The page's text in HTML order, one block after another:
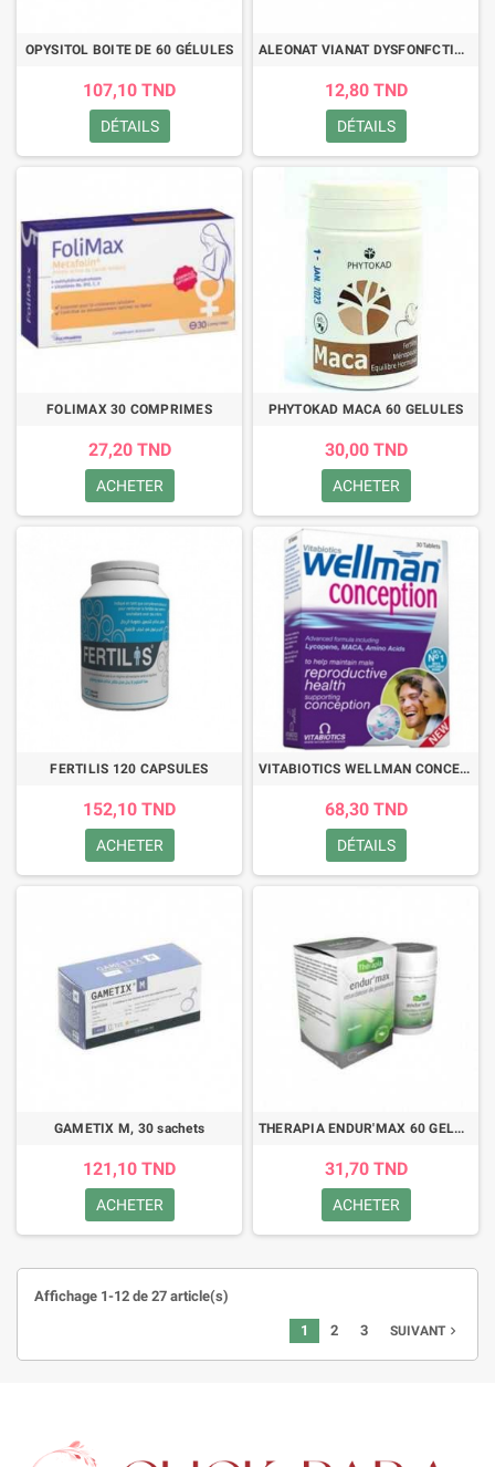
OPYSITOL BOITE DE 60 GÉLULES
107,10 TND
DÉTAILS
ALEONAT VIANAT DYSFONFCTION ERECTILE 4 GELULES
12,80 TND
DÉTAILS
FOLIMAX 30 COMPRIMES
27,20 TND
ACHETER
PHYTOKAD MACA 60 GELULES
30,00 TND
ACHETER
FERTILIS 120 CAPSULES
152,10 TND
ACHETER
VITABIOTICS WELLMAN CONCEPTION,30 COMPRIMES
68,30 TND
DÉTAILS
GAMETIX M, 30 sachets
121,10 TND
ACHETER
THERAPIA ENDUR'MAX 60 GELULES
31,70 TND
ACHETER
Affichage 1-12 de 27 article(s)
1 2 3 SUIVANTnavigate_next